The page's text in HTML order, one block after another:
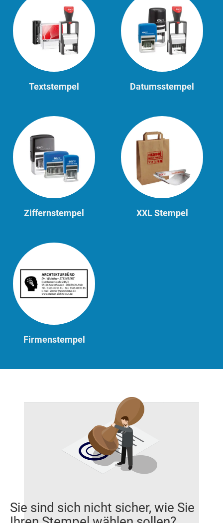
Textstempel Datumsstempel
Ziffernstempel XXL Stempel
Firmenstempel
Sie sind sich nicht sicher, wie Sie